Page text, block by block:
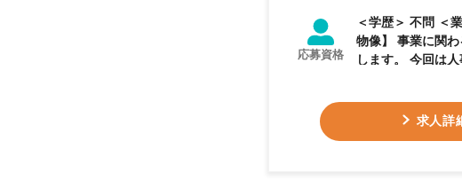
応募資格
＜学歴＞ 不問 ＜業務経験＞ 【必須業務経験】 ◎営業経験（業種は不問） ＜資格＞ 不問 【求める人
物像】 事業に関
します。 今回は
求人詳